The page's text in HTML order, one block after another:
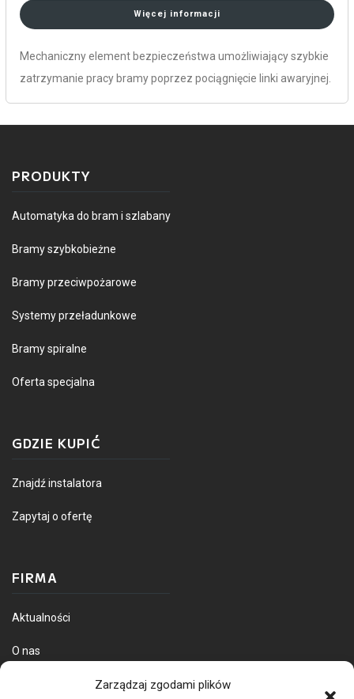
Zarządzaj zgodami plików
Więcej informacji
Mechaniczny element bezpieczeństwa umożliwiający szybkie
zatrzymanie pracy bramy poprzez pociągnięcie linki awaryjnej.
PRODUKTY
Automatyka do bram i szlabany
Bramy szybkobieżne
Bramy przeciwpożarowe
Systemy przeładunkowe
Bramy spiralne
Oferta specjalna
GDZIE KUPIĆ
Znajdź instalatora
Zapytaj o ofertę
FIRMA
Aktualności
O nas
Dostawa towarów